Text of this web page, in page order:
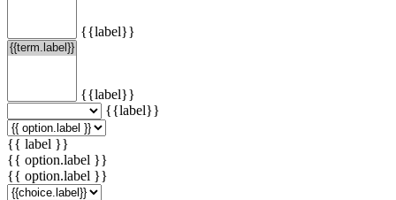
{{label}}
{{label}}
{{label}}
{{ label }}
{{ option.label }}
{{ option.label }}